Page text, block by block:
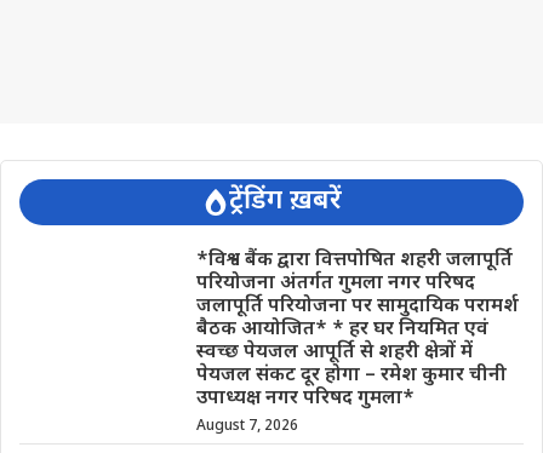
ट्रेंडिंग ख़बरें
*विश्व बैंक द्वारा वित्तपोषित शहरी जलापूर्ति
परियोजना अंतर्गत गुमला नगर परिषद
जलापूर्ति परियोजना पर सामुदायिक परामर्श
बैठक आयोजित* * हर घर नियमित एवं
स्वच्छ पेयजल आपूर्ति से शहरी क्षेत्रों में
पेयजल संकट दूर होगा – रमेश कुमार चीनी
उपाध्यक्ष नगर परिषद गुमला*
August 7, 2026